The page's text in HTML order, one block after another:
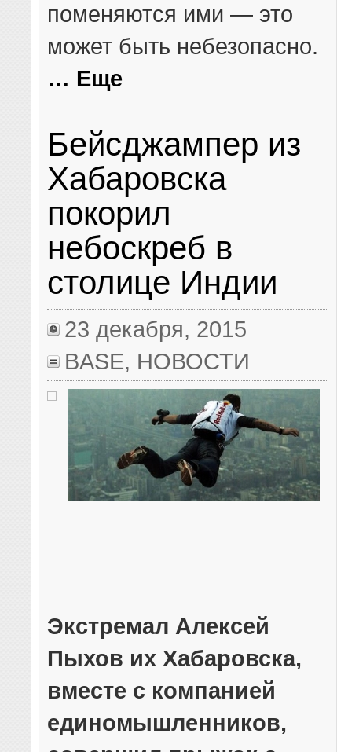
поменяются ими — это
может быть небезопасно.
… Еще
Бейсджампер из
Хабаровска
покорил
небоскреб в
столице Индии
23 декабря, 2015
BASE, НОВОСТИ
Экстремал Алексей
Пыхов их Хабаровска,
вместе с компанией
единомышленников,